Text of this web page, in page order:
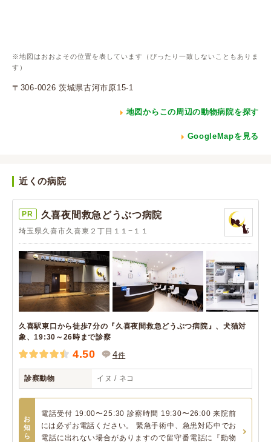
※地図はおおよその位置を表しています（ぴったり一致しないこともありま
す）
〒306-0026 茨城県古河市原15-1
地図からこの周辺の動物病院を探す
GoogleMapを見る
近くの病院
PR 久喜夜間救急どうぶつ病院
埼玉県久喜市久喜東２丁目１１−１１
久喜駅東口から徒歩7分の『久喜夜間救急どうぶつ病院』、犬猫対
象、19:30～26時まで診察
4.50 4件
診察動物 イヌ / ネコ
お
知
ら
電話受付 19:00〜25:30 診察時間 19:30〜26:00 来院前
には必ずお電話ください。 緊急手術中、急患対応中でお
電話に出れない場合がありますので留守番電話に『動物